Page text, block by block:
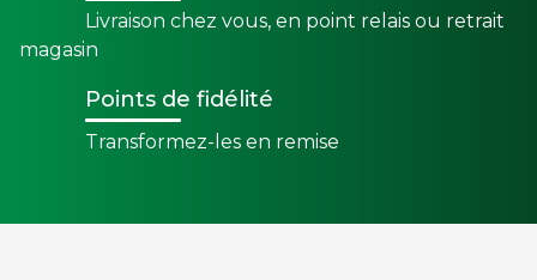
Livraison chez vous, en point relais ou retrait
magasin
Points de fidélité
Transformez-les en remise